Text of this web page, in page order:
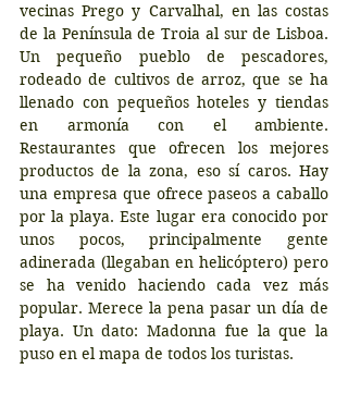
vecinas Prego y Carvalhal, en las costas
de la Península de Troia al sur de Lisboa.
Un pequeño pueblo de pescadores,
rodeado de cultivos de arroz, que se ha
llenado con pequeños hoteles y tiendas
en armonía con el ambiente.
Restaurantes que ofrecen los mejores
productos de la zona, eso sí caros. Hay
una empresa que ofrece paseos a caballo
por la playa. Este lugar era conocido por
unos pocos, principalmente gente
adinerada (llegaban en helicóptero) pero
se ha venido haciendo cada vez más
popular. Merece la pena pasar un día de
playa. Un dato: Madonna fue la que la
puso en el mapa de todos los turistas.